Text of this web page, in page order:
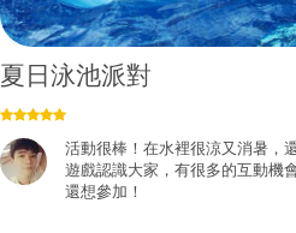
夏日泳池派對
活動很棒！在水裡很涼又消暑，
遊戲認識大家，有很多的互動機
還想參加！